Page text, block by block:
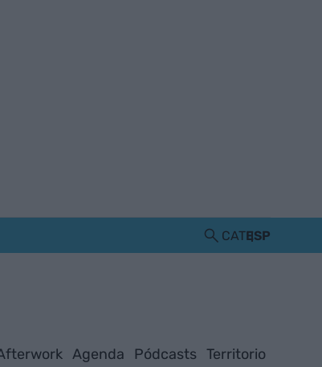
CATESP
Agenda Pódcasts Territorio